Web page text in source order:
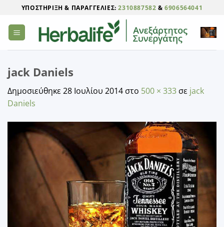
Μετάβαση
περιεχόμενο
ΥΠΟΣΤΉΡΙΞΗ & ΠΑΡΑΓΓΕΛΊΕΣ:2310887582 &6906564041
jack Daniels
Δημοσιεύθηκε 28 Ιουλίου 2014 στο 500 × 333 σε jack
Daniels